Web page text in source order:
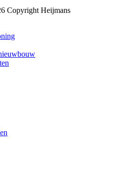
Copyright Heijmans